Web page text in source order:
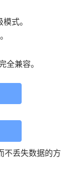
式。
全兼容。
不丢失数据的方